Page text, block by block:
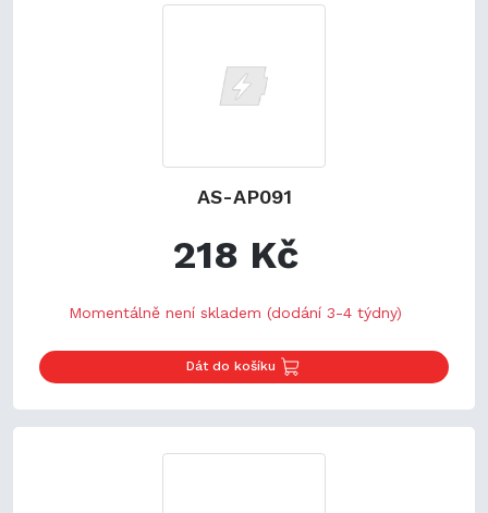
AS-AP091
218 Kč
Momentálně není skladem (dodání 3-4 týdny)
Dát do košíku